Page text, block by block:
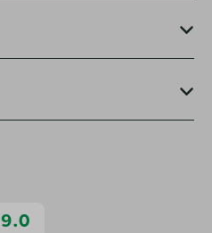
9.0